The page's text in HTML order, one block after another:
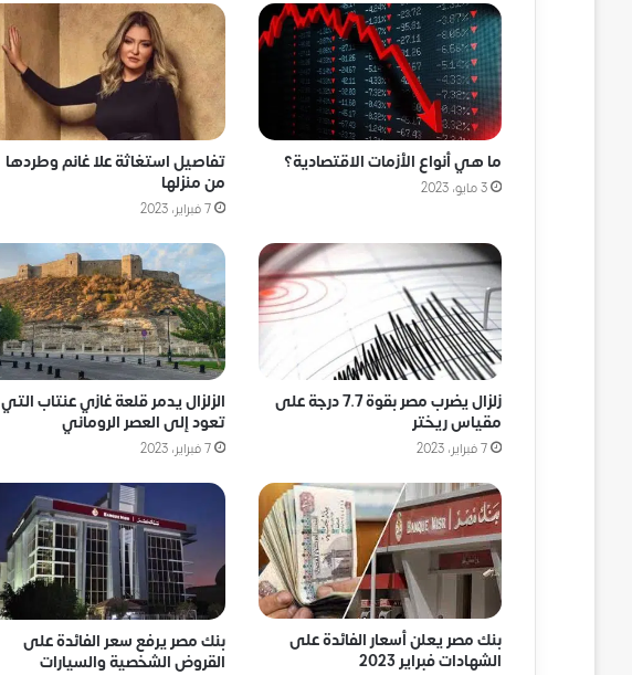
ما هي أنواع الأزمات الاقتصادية؟
3 مايو، 2023
تفاصيل استغاثة علا غانم وطردها
من منزلها
7 فبراير، 2023
زلزال يضرب مصر بقوة 7.7 درجة على
مقياس ريختر
7 فبراير، 2023
الزلزال يدمر قلعة غازي عنتاب التي
تعود إلى العصر الروماني
7 فبراير، 2023
بنك مصر يعلن أسعار الفائدة على
الشهادات فبراير 2023
بنك مصر يرفع سعر الفائدة على
القروض الشخصية والسيارات